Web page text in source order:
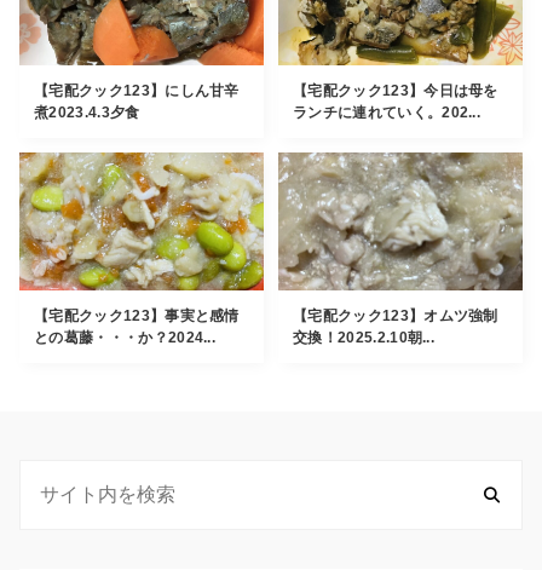
【宅配クック123】にしん甘辛
煮2023.4.3夕食
【宅配クック123】今日は母を
ランチに連れていく。202...
【宅配クック123】事実と感情
との葛藤・・・か？2024...
【宅配クック123】オムツ強制
交換！2025.2.10朝...